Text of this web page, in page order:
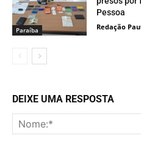
Paraí­ba
Pessoa
Redação
DEIXE UMA RESPOSTA